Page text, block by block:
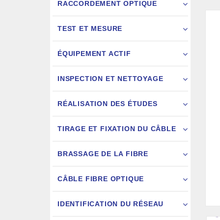
RACCORDEMENT OPTIQUE
TEST ET MESURE
ÉQUIPEMENT ACTIF
INSPECTION ET NETTOYAGE
RÉALISATION DES ÉTUDES
TIRAGE ET FIXATION DU CÂBLE
BRASSAGE DE LA FIBRE
CÂBLE FIBRE OPTIQUE
IDENTIFICATION DU RÉSEAU